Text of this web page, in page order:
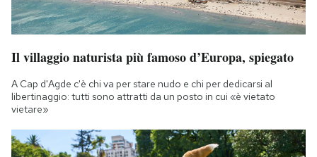
Il villaggio naturista più famoso d’Europa, spiegato
A Cap d'Agde c'è chi va per stare nudo e chi per dedicarsi al
libertinaggio: tutti sono attratti da un posto in cui «è vietato
vietare»